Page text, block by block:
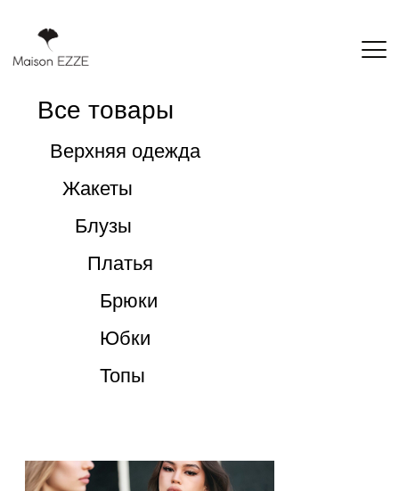
Верхняя одежда
Блузы
Платья
Топы
Юбки